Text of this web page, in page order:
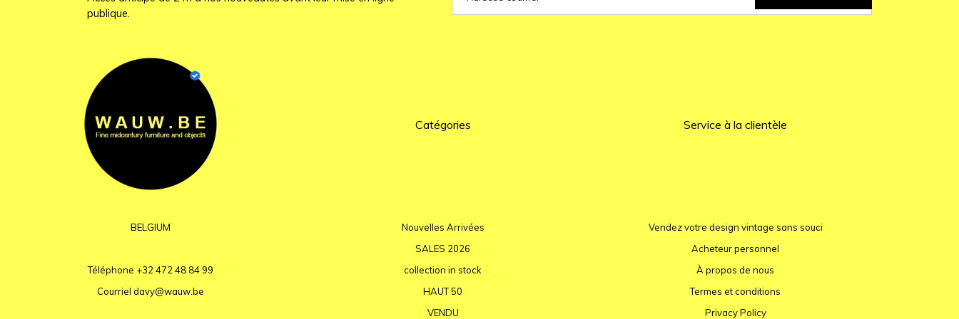
publique.
BELGIUM
Téléphone +32 472 48 84 99
Courriel davy@wauw.be
Catégories
Nouvelles Arrivées
SALES 2026
collection in stock
HAUT 50
VENDU
Service à la clientèle
Vendez votre design vintage sans souci
Acheteur personnel
À propos de nous
Termes et conditions
Privacy Policy